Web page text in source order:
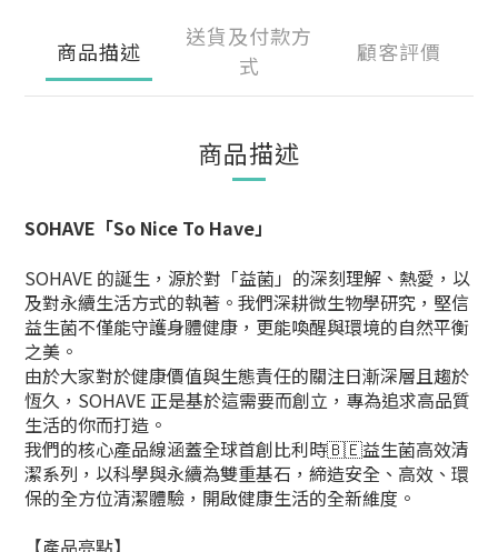
商品描述
送貨及付款方
式
顧客評價
商品描述
SOHAVE「So Nice To Have」
SOHAVE 的誕生，源於對「益菌」的深刻理解、熱愛，以
及對永續生活方式的執著。我們深耕微生物學研究，堅信
益生菌不僅能守護身體健康，更能喚醒與環境的自然平衡
之美。
由於大家對於健康價值與生態責任的關注日漸深層且趨於
恆久，SOHAVE 正是基於這需要而創立，專為追求高品質
生活的你而打造。
我們的核心產品線涵蓋全球首創比利時🇧🇪益生菌高效清
潔系列 ，以科學與永續為雙重基石，締造安全、高效、環
保的全方位清潔體驗，開啟健康生活的全新維度。
【產品亮點】